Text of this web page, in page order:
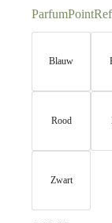
Blauw
Rood
Zwart